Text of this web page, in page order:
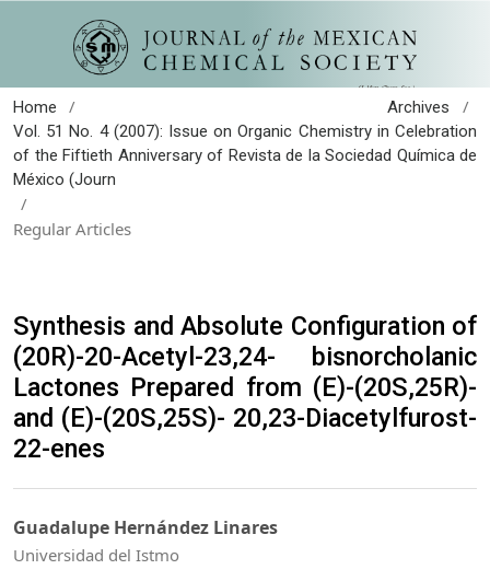
Home / Archives /
Vol. 51 No. 4 (2007): Issue on Organic Chemistry in Celebration
of the Fiftieth Anniversary of Revista de la Sociedad Química de
México (Journ
/
Regular Articles
Synthesis and Absolute Configuration of
(20R)-20-Acetyl-23,24- bisnorcholanic
Lactones Prepared from (E)-(20S,25R)-
and (E)-(20S,25S)- 20,23-Diacetylfurost-
22-enes
Guadalupe Hernández Linares
Universidad del Istmo